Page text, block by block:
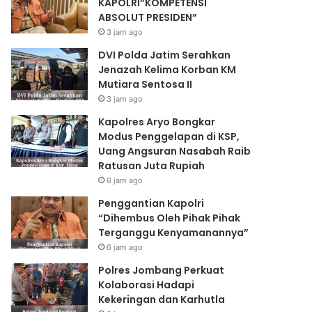
KAPOLRI”KOMPETENSI
ABSOLUT PRESIDEN”
3 jam ago
DVI Polda Jatim Serahkan
Jenazah Kelima Korban KM
Mutiara Sentosa II
3 jam ago
Kapolres Aryo Bongkar
Modus Penggelapan di KSP,
Uang Angsuran Nasabah Raib
Ratusan Juta Rupiah
6 jam ago
Penggantian Kapolri
“Dihembus Oleh Pihak Pihak
Terganggu Kenyamanannya”
6 jam ago
Polres Jombang Perkuat
Kolaborasi Hadapi
Kekeringan dan Karhutla